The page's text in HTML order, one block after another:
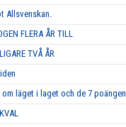
Allsvenskan.
FLERA ÅR TILL
TVÅ ÅR
läget i laget och de 7 poängen